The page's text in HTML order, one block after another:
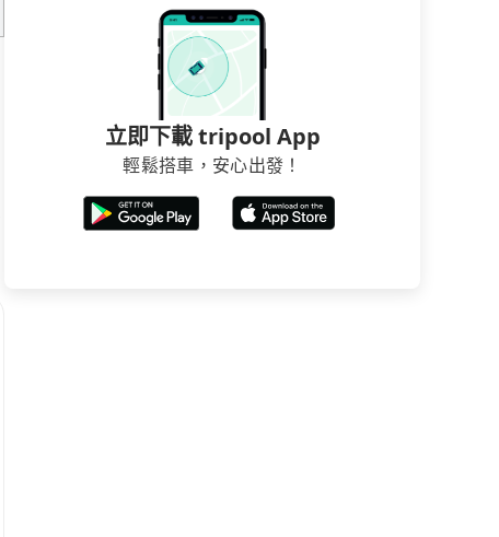
立即下載 tripool App
輕鬆搭車，安心出發！